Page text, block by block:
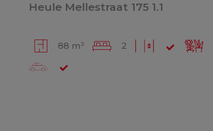
Heule Mellestraat 175 1.1
88 m² 2